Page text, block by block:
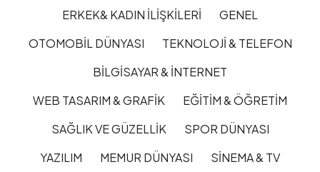
ERKEK& KADIN İLIŞKILERI
GENEL
OTOMOBIL DÜNYASI
TEKNOLOJI & TELEFON
BILGISAYAR & İNTERNET
WEB TASARIM & GRAFIK
EĞITIM & ÖĞRETIM
SAĞLIK VE GÜZELLIK
SPOR DÜNYASI
YAZILIM
MEMUR DÜNYASI
SINEMA & TV